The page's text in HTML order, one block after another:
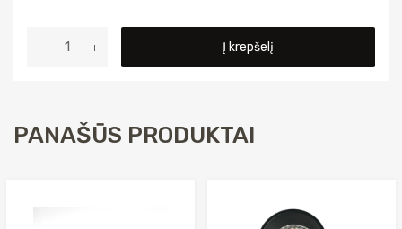
was:
price
is:
šviestuvas
LEDSO-
Į krepšelį
PANAŠŪS PRODUKTAI